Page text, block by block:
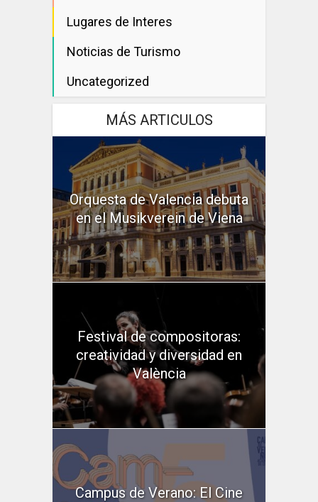
Lugares de Interes
Noticias de Turismo
Uncategorized
MÁS ARTICULOS
Orquesta de Valencia debuta
en el Musikverein de Viena
Festival de compositoras:
creatividad y diversidad en
València
Campus de Verano: El Cine